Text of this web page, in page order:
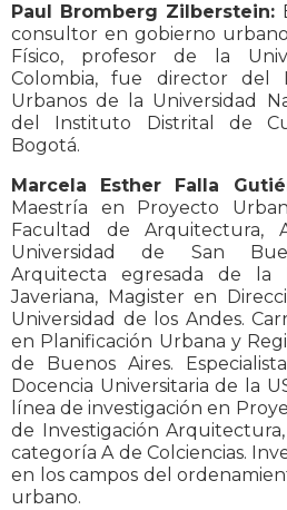
Paul Bromberg Zilberstein:
consultor en gobierno
Físico, profesor de la
Colombia, fue director del
Urbanos de la Universidad
del Instituto Distrital de
Bogotá.
Marcela Esther Falla
Maestría en Proyecto
Facultad de Arquitectura,
Universidad de San
Arquitecta egresada de la
Javeriana, Magister en
Universidad de los Andes.
en Planificación Urbana y
de Buenos Aires.
Docencia Universitaria de la
línea de investigación en
de Investigación
categoría A de Colciencias.
en los campos del
urbano.